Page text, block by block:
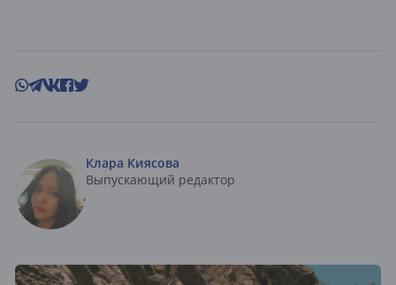
Клара Киясова
Выпускающий редактор